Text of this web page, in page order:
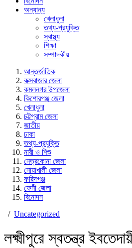
অন্যান্য
খেলাধুলা
তথ্য-প্রযুক্তি
স্বাস্থ্য
শিক্ষা
সম্পাদকীয়
আন্তর্জাতিক
কক্সবাজার জেলা
কমলনগর উপজেলা
কিশোরগঞ্জ জেলা
খেলাধুলা
চট্টগ্রাম জেলা
জাতীয়
ঢাকা
তথ্য-প্রযুক্তি
নারী ও শিশু
নেত্রকোনা জেলা
নোয়াখালী জেলা
ফরিদগঞ্জ
ফেনী জেলা
বিনোদন
/ Uncategorized
লক্ষ্মীপুরে স্বতন্ত্র